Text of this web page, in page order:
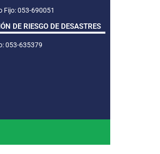
Fijo: 053-690051
DE RIESGO DE DESASTRES
053-635379